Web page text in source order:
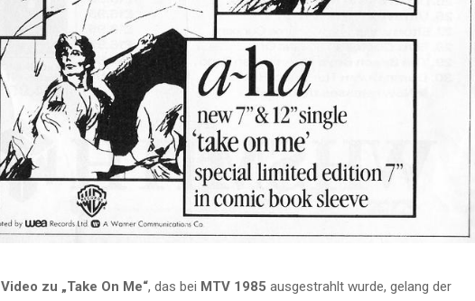
Video zu „Take On Me“, das bei MTV 1985 ausgestrahlt wurde, gelang der